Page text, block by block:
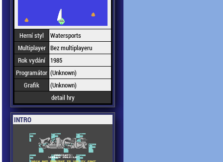
Herní styl
Watersports
Multiplayer Bez multiplayeru
Rok vydání
1985
Programátor (Unknown)
Grafik
(Unknown)
detail hry
INTRO